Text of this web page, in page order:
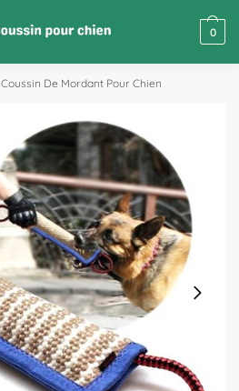
0
Coussin De Mordant Pour Chien